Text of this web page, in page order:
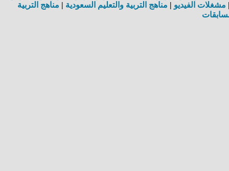
مشغلات الفيديو | مناهج التربية والتعليم السعودية | مناهج التربية